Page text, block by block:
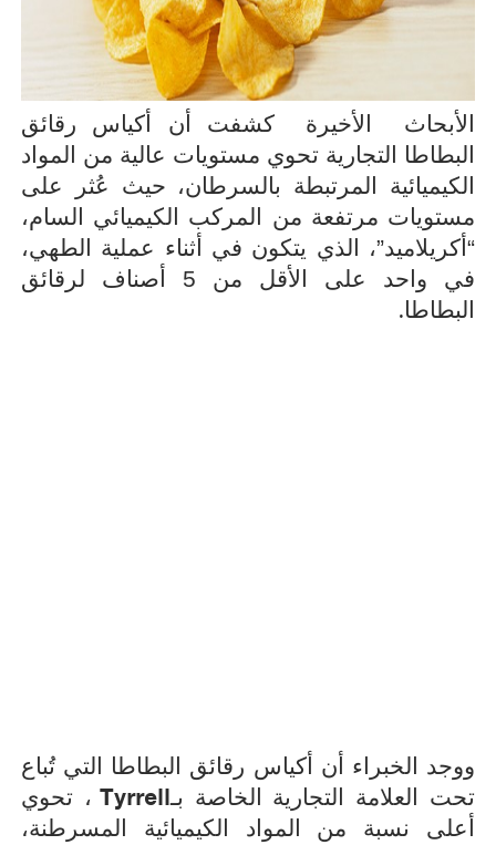
الأبحاث الأخيرة كشفت أن أكياس رقائق
البطاطا التجارية تحوي مستويات عالية من المواد
الكيميائية المرتبطة بالسرطان، حيث عُثر على
مستويات مرتفعة من المركب الكيميائي السام،
“أكريلاميد”، الذي يتكون في أثناء عملية الطهي،
في واحد على الأقل من 5 أصناف لرقائق
البطاطا.
ووجد الخبراء أن أكياس رقائق البطاطا التي تُباع
تحت العلامة التجارية الخاصة بـTyrrell ، تحوي
أعلى نسبة من المواد الكيميائية المسرطنة،